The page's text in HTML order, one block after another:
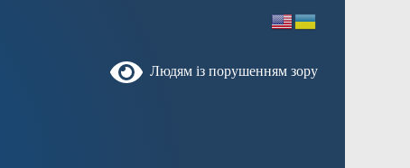
Людям із порушенням зору